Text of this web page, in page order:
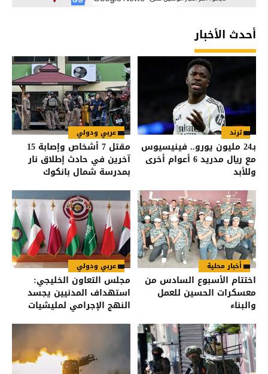
أحدث الأخبار
ترند
بـ24 مليون يورو.. فينيسيوس
مع ريال مدريد 6 أعوام أخرى
وللأبد
عربي ودولي
مقتل 7 أشخاص وإصابة 15
آخرين في حادث إطلاق نار
بمدرسة شمال بانكوك
أخبار محلية
اختتام الأسبوع السادس من
معسكرات الحسين للعمل
والبناء
عربي ودولي
مجلس التعاون الخليجي:
استهداف المدنيين يجسد
النهج الإجرامي لمليشيات